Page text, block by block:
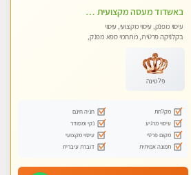
באשדוד מעסה מקצועית חדשה ישראלית צעירה ואיכותית לעיסוי מרגיע ומפנק VIP-מומלץ לחלוטין! פרטי! ​​​​​​ Highly recommended
עיסוי מפנק, עיסוי מקצועי, עיסוי
בקלניקה פרטית, מתחמי ספא מפנק,
פלטינה
מקלחת
חניה חינם
עיסוי מרגיע
נקי ומסודר
מקום פרטי
עיסוי מקצועי
תמונה אמיתית
דוברת עיברית